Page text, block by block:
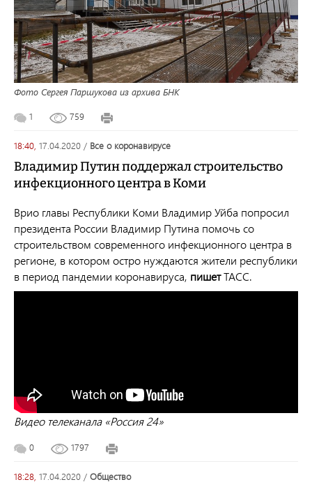
Фото Сергея Паршукова из архива БНК
1 759
18:40, 17.04.2020 / все о коронавирусе
Владимир Путин поддержал строительство
инфекционного центра в Коми
Врио главы Республики Коми Владимир Уйба попросил
президента России Владимир Путина помочь со
строительством современного инфекционного центра в
регионе, в котором остро нуждаются жители республики
в период пандемии коронавируса, пишетТАСС.
Видео телеканала «Россия 24»
0 1797
18:28, 17.04.2020 / общество